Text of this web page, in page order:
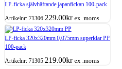
LP-ficka självhäftande japanfickan 100-pack
Artikelnr: 71306 229.00kr ex .moms
LP-ficka 320x320mm 0,075mm superklar PP
100-pack
Artikelnr: 71305 219.00kr ex .moms